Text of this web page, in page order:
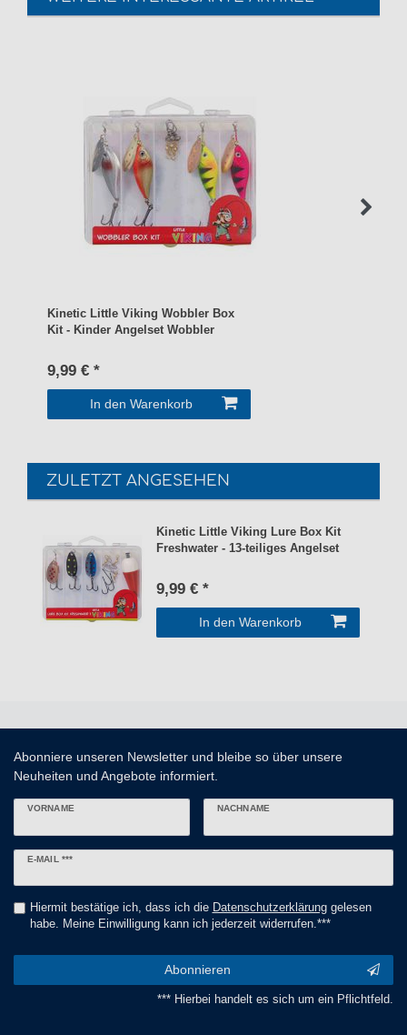
Kinetic Little Viking Wobbler Box
Kit - Kinder Angelset Wobbler
9,99 € *
In den Warenkorb
ZULETZT ANGESEHEN
Kinetic Little Viking Lure Box Kit
Freshwater - 13-teiliges Angelset
9,99 € *
In den Warenkorb
Abonniere unseren Newsletter und bleibe so über unsere
Neuheiten und Angebote informiert.
VORNAME NACHNAME
E-MAIL ***
Newsletter
Hiermit bestätige ich, dass ich die Daten­schutz­erklärunggelesen
habe. Meine Einwilligung kann ich jederzeit widerrufen.***
Abonnieren
*** Hierbei handelt es sich um ein Pflichtfeld.